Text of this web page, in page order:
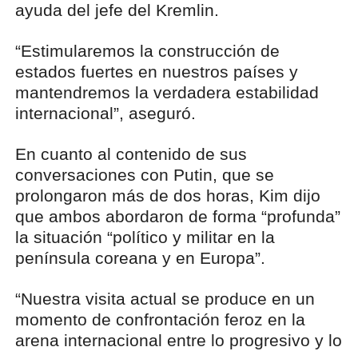
ayuda del jefe del Kremlin.
“Estimularemos la construcción de
estados fuertes en nuestros países y
mantendremos la verdadera estabilidad
internacional”, aseguró.
En cuanto al contenido de sus
conversaciones con Putin, que se
prolongaron más de dos horas, Kim dijo
que ambos abordaron de forma “profunda”
la situación “político y militar en la
península coreana y en Europa”.
“Nuestra visita actual se produce en un
momento de confrontación feroz en la
arena internacional entre lo progresivo y lo